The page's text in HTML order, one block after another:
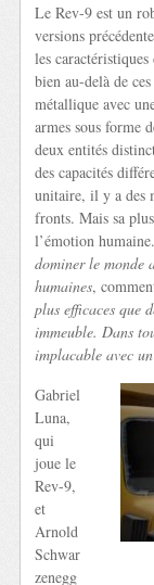
Le Rev-9 est un
versions
les
bien au-delà de
métallique avec
armes sous forme
deux entités
des capacités
unitaire, il y a des
fronts. Mais sa
l’émotion humaine.
dominer le monde
humaines,
plus efficaces que
immeuble. Dans
implacable avec
Gabriel
Luna,
qui
joue le
Rev-9,
et
Arnold
Schwar
zenegg